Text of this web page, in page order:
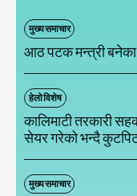
मुख्य समाचार
आठ पटक मन्त्री बनेका
हेलाे विशेष
कालिमाटी तरकारी
सेयर गरेको भन्दै
मुख्य समाचार